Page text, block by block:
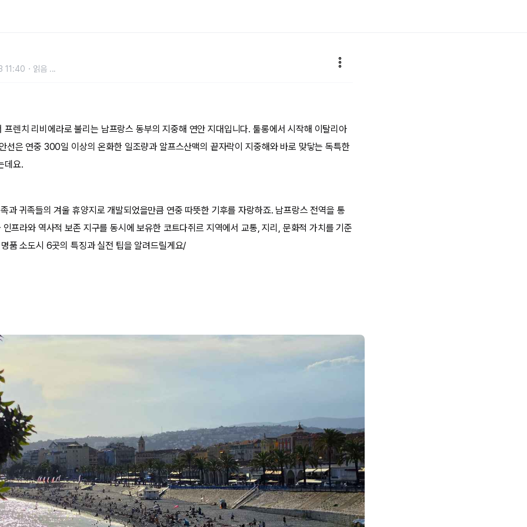
11:40 읽음 ...
프렌치 리비에라로 불리는 남프랑스 동부의 지중해 연안 지대입니다. 툴롱에서 시작해 이탈리아
선은 연중 300일 이상의 온화한 일조량과 알프스산맥의 끝자락이 지중해와 바로 맞닿는 독특한
데요.
과 귀족들의 겨울 휴양지로 개발되었을만큼 연중 따뜻한 기후를 자랑하죠. 남프랑스 전역을 통
프라와 역사적 보존 지구를 동시에 보유한 코트다쥐르 지역에서 교통, 지리, 문화적 가치를 기준
품 소도시 6곳의 특징과 실전 팁을 알려드릴게요/